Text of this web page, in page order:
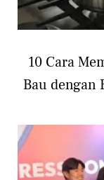
10 Cara
Bau dengan